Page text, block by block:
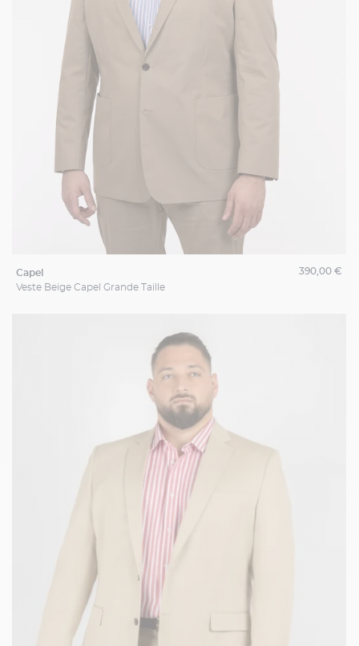
capel
Veste Beige Capel Grande Taille
390,00 €